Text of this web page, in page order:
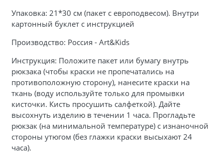
Упаковка: 21*30 см (пакет с европодвесом). Внутри
картонный буклет с инструкцией
Производство: Россия - Art&Kids
Инструкция: Положите пакет или бумагу внутрь
рюкзака (чтобы краски не пропечатались на
противоположную сторону), нанесите краски на
ткань (воду используйте только для промывки
кисточки. Кисть просушить салфеткой). Дайте
высохнуть изделию в течении 1 часа. Прогладьте
рюкзак (на минимальной температуре) с изнаночной
стороны утюгом (без глажки краски высыхают 24
часа).